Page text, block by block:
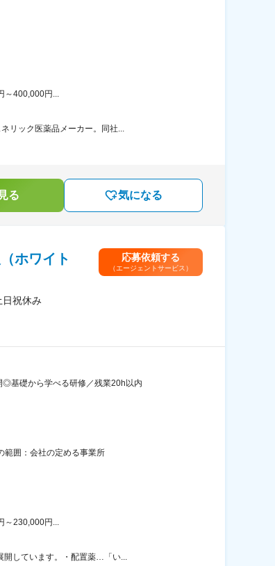
400,000円...
リック医薬品メーカー。同社...
る 気になる
ホワイト
祝休み
応募依頼する
（エージェントサービス）
◎基礎から学べる研修／残業20h以内
範囲：会社の定める事業所
～230,000円...
開しています。・配置薬…「い...